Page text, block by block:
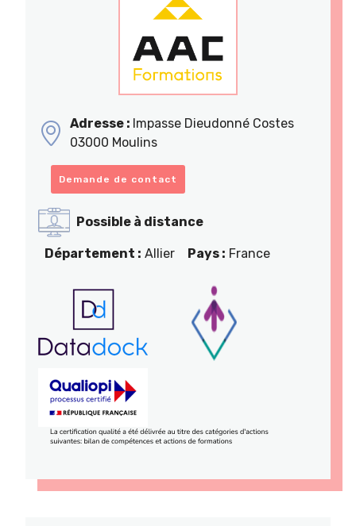
Adresse : Impasse Dieudonné Costes
03000 Moulins
Demande de contact
Possible à distance
Département : Allier Pays : France